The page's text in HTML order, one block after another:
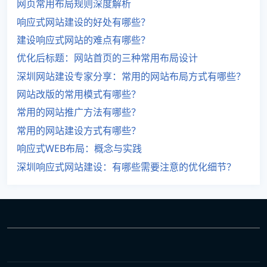
网页常用布局规则深度解析
响应式网站建设的好处有哪些？
建设响应式网站的难点有哪些？
优化后标题：网站首页的三种常用布局设计
深圳网站建设专家分享：常用的网站布局方式有哪些？
网站改版的常用模式有哪些？
常用的网站推广方法有哪些？
常用的网站建设方式有哪些？
响应式WEB布局：概念与实践
深圳响应式网站建设：有哪些需要注意的优化细节？